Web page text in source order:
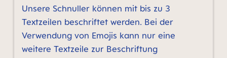
Unsere Schnuller können mit bis zu 3
Textzeilen beschriftet werden. Bei der
Verwendung von Emojis kann nur eine
weitere Textzeile zur Beschriftung